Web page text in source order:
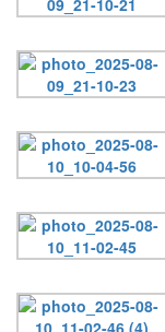
Онлайн трансляции
12 сентября
12 сентября 2015
12 сентября
12 сентября
12 сентября 2015
Перейти к архиву